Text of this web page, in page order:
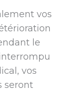
vos
le
vos
seront